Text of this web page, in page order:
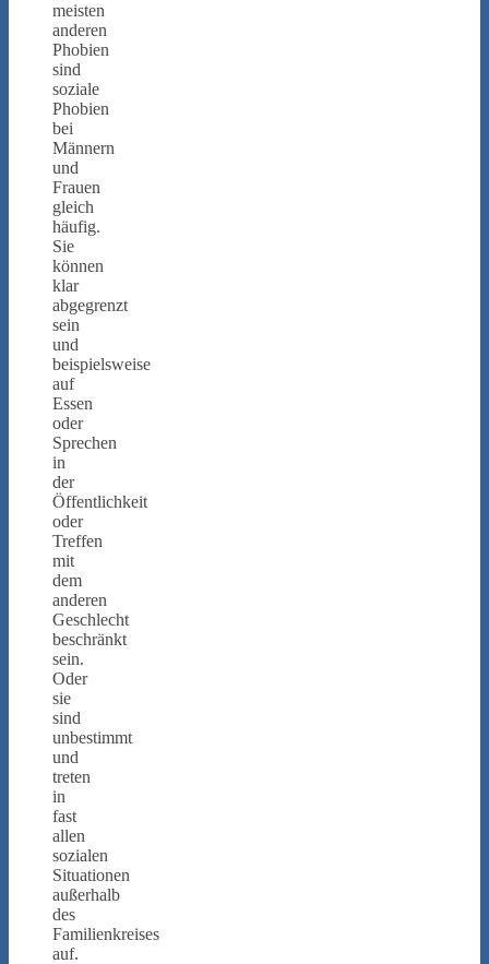
meisten
anderen
Phobien
sind
soziale
Phobien
bei
Männern
und
Frauen
gleich
häufig.
Sie
können
klar
abgegrenzt
sein
und
beispielsweise
auf
Essen
oder
Sprechen
in
der
Öffentlichkeit
oder
Treffen
mit
dem
anderen
Geschlecht
beschränkt
sein.
Oder
sie
sind
unbestimmt
und
treten
in
fast
allen
sozialen
Situationen
außerhalb
des
Familienkreises
auf.